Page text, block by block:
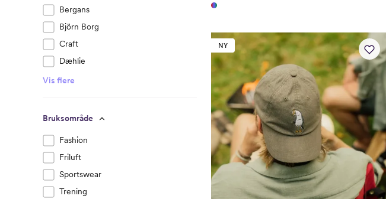
Bergans
Björn Borg
Craft
Dæhlie
Vis flere
Bruksområde
Fashion
Friluft
Sportswear
Trening
NY